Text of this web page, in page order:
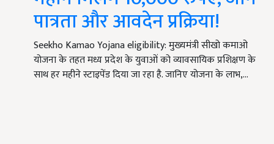
पात्रता और आवदेन प्रक्रिया!
Seekho Kamao Yojana eligibility: मुख्यमंत्री सीखो कमाओ
योजना के तहत मध्य प्रदेश के युवाओं को व्यावसायिक प्रशिक्षण के
साथ हर महीने स्टाइपेंड दिया जा रहा है. जानिए योजना के लाभ,…